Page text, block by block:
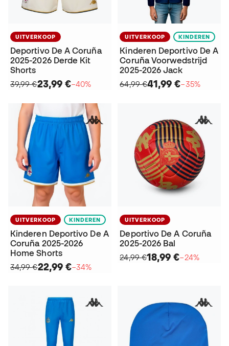
UITVERKOOP
Deportivo De A Coruña
2025-2026 Derde Kit
Shorts
39,99 €23,99 €−40%
UITVERKOOP KINDEREN
Kinderen Deportivo De A
Coruña Voorwedstrijd
2025-2026 Jack
64,99 €41,99 €−35%
UITVERKOOP KINDEREN
Kinderen Deportivo De A
Coruña 2025-2026
Home Shorts
34,99 €22,99 €−34%
UITVERKOOP
Deportivo De A Coruña
2025-2026 Bal
24,99 €18,99 €−24%